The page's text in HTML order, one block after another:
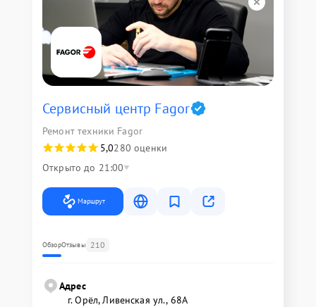
Сервисный центр Fagor
Ремонт техники Fagor
5,0280 оценки
Открыто до 21:00
Маршрут
ОбзорОтзывы 210
Адрес
г. Орёл, Ливенская ул., 68А